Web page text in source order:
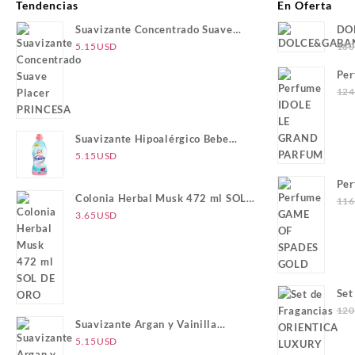
Tendencias
Suavizante Concentrado Suave
Placer PRINCESA
5.15 USD
Suavizante Hipoalérgico Bebe
PRINCESA
5.15 USD
Colonia Herbal Musk 472 ml SOL
DE ORO
3.65 USD
Suavizante Argan y Vainilla
PRINCESA
5.15 USD
En Oferta